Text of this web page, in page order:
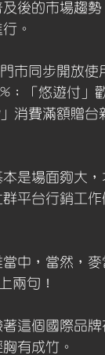
後的市場趨
。
市同步開放使
「悠遊付」
消費滿額贈台
是場面夠大
平台行銷工
中，當然，
兩句！
這個國際品
有成竹。